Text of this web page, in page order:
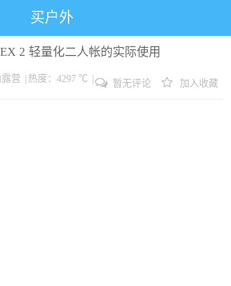
买户外
2 轻量化二人帐的实际使用
露营 热度：4297 ℃ 暂无评论 加入收藏